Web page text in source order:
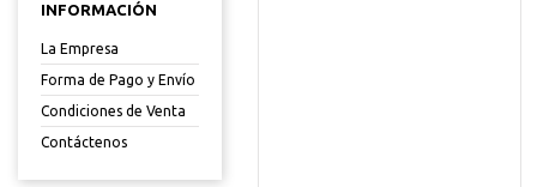
INFORMACIÓN
La Empresa
Forma de Pago y Envío
Condiciones de Venta
Contáctenos